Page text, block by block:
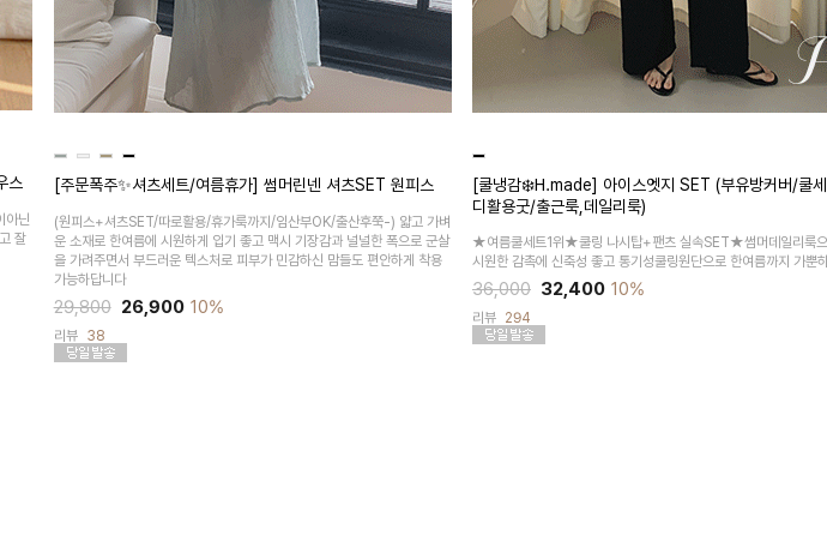
스
아닌
잘
[주문폭주✨셔츠세트/여름휴가] 썸머린넨 셔츠SET 원피스
(원피스+셔츠SET/따로활용/휴가룩까지/임산부OK/출산후쭉-) 얇고 가벼
운 소재로 한여름에 시원하게 입기 좋고 맥시 기장감과 널널한 폭으로 군살
을 가려주면서 부드러운 텍스처로 피부가 민감하신 맘들도 편안하게 착용
가능하답니다
29,800 26,900 10%
리뷰 38
[쿨냉감❄️H.made] 아이스엣지 SET (부유방커버/쿨
디활용굿/출근룩,데일리룩)
★여름쿨세트1위★쿨링 나시탑+팬츠 실속SET★썸머데일리룩
시원한 감촉에 신축성 좋고 통기성쿨링원단으로 한여름까지 가뿐
36,000 32,400 10%
리뷰 294